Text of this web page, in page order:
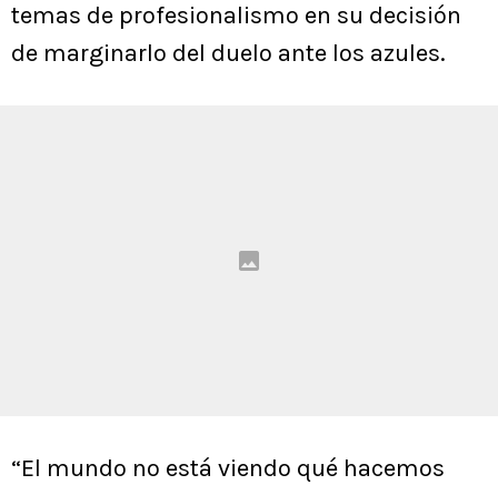
temas de profesionalismo en su decisión
de marginarlo del duelo ante los azules.
“El mundo no está viendo qué hacemos